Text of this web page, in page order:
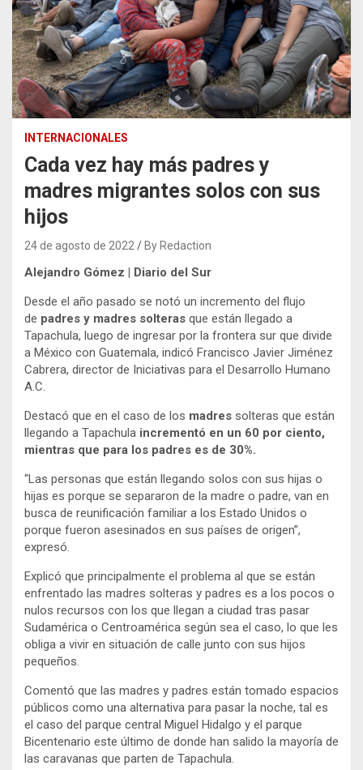
INTERNACIONALES
Cada vez hay más padres y
madres migrantes solos con sus
hijos
24 de agosto de 2022 By Redaction
Alejandro Gómez | Diario del Sur
Desde el año pasado se notó un incremento del flujo
de padres y madres solteras que están llegado a
Tapachula, luego de ingresar por la frontera sur que divide
a México con Guatemala, indicó Francisco Javier Jiménez
Cabrera, director de Iniciativas para el Desarrollo Humano
A.C.
Destacó que en el caso de los madres solteras que están
llegando a Tapachula incrementó en un 60 por ciento,
mientras que para los padres es de 30%.
“Las personas que están llegando solos con sus hijas o
hijas es porque se separaron de la madre o padre, van en
busca de reunificación familiar a los Estado Unidos o
porque fueron asesinados en sus países de origen”,
expresó.
Explicó que principalmente el problema al que se están
enfrentado las madres solteras y padres es a los pocos o
nulos recursos con los que llegan a ciudad tras pasar
Sudamérica o Centroamérica según sea el caso, lo que les
obliga a vivir en situación de calle junto con sus hijos
pequeños.
Comentó que las madres y padres están tomado espacios
públicos como una alternativa para pasar la noche, tal es
el caso del parque central Miguel Hidalgo y el parque
Bicentenario este último de donde han salido la mayoría de
las caravanas que parten de Tapachula.